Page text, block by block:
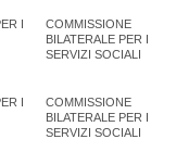
I
COMMISSIONE
BILATERALE PER I
SERVIZI SOCIALI
I
COMMISSIONE
BILATERALE PER I
SERVIZI SOCIALI